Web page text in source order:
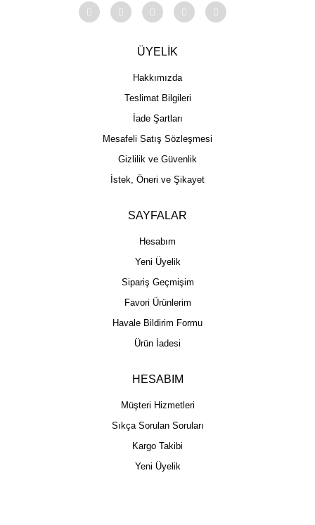
ÜYELİK
Hakkımızda
Teslimat Bilgileri
İade Şartları
Mesafeli Satış Sözleşmesi
Gizlilik ve Güvenlik
İstek, Öneri ve Şikayet
SAYFALAR
Hesabım
Yeni Üyelik
Sipariş Geçmişim
Favori Ürünlerim
Havale Bildirim Formu
Ürün İadesi
HESABIM
Müşteri Hizmetleri
Sıkça Sorulan Soruları
Kargo Takibi
Yeni Üyelik